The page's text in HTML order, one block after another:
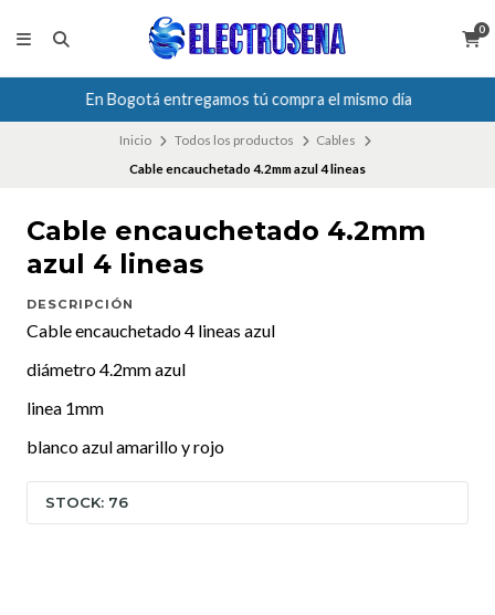
0
En Bogotá entregamos tú compra el mismo día
Inicio Todos los productos
Cables
Cable encauchetado 4.2mm azul 4 lineas
Cable encauchetado 4.2mm
azul 4 lineas
DESCRIPCIÓN
Cable encauchetado 4 lineas azul
diámetro 4.2mm azul
linea 1mm
blanco azul amarillo y rojo
STOCK: 76